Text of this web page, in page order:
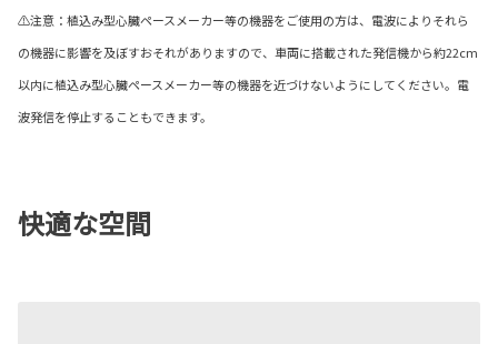
⚠注意：植込み型心臓ペースメーカー等の機器をご使用の方は、電波によりそれら
の機器に影響を及ぼすおそれがありますので、車両に搭載された発信機から約22cm
以内に植込み型心臓ペースメーカー等の機器を近づけないようにしてください。電
波発信を停止することもできます。
快適な空間